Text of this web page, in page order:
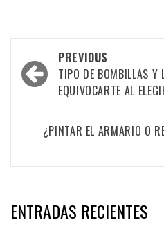
Post
navigation
PREVIOUS
TIPO DE BOMBILLAS Y
EQUIVOCARTE AL
¿PINTAR EL ARMARIO O
ENTRADAS RECIENTES